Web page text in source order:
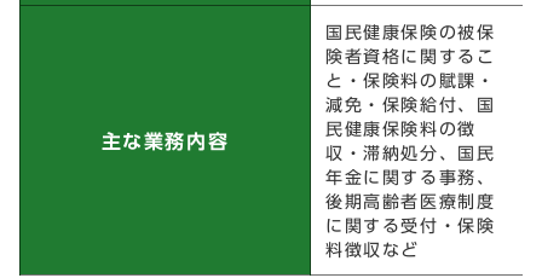
主な業務内容
国民健康保険の被保
険者資格に関するこ
と・保険料の賦課・
減免・保険給付、国
民健康保険料の徴
収・滞納処分、国民
年金に関する事務、
後期高齢者医療制度
に関する受付・保険
料徴収など